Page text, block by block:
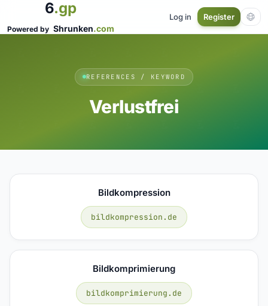
6.gp
Powered by Shrunken.com
Log in Register
REFERENCES / KEYWORD
Verlustfrei
Bildkompression
bildkompression.de
Bildkomprimierung
bildkomprimierung.de